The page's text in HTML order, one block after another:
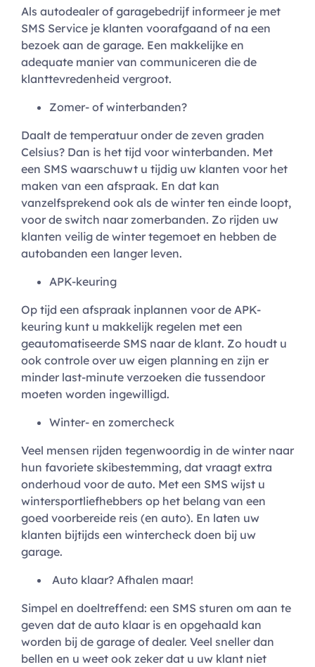
Als autodealer of garagebedrijf informeer je met
SMS Service je klanten voorafgaand of na een
bezoek aan de garage. Een makkelijke en
adequate manier van communiceren die de
klanttevredenheid vergroot.
Zomer- of winterbanden?
Daalt de temperatuur onder de zeven graden
Celsius? Dan is het tijd voor winterbanden. Met
een SMS waarschuwt u tijdig uw klanten voor het
maken van een afspraak. En dat kan
vanzelfsprekend ook als de winter ten einde loopt,
voor de switch naar zomerbanden. Zo rijden uw
klanten veilig de winter tegemoet en hebben de
autobanden een langer leven.
APK-keuring
Op tijd een afspraak inplannen voor de APK-
keuring kunt u makkelijk regelen met een
geautomatiseerde SMS naar de klant. Zo houdt u
ook controle over uw eigen planning en zijn er
minder last-minute verzoeken die tussendoor
moeten worden ingewilligd.
Winter- en zomercheck
Veel mensen rijden tegenwoordig in de winter naar
hun favoriete skibestemming, dat vraagt extra
onderhoud voor de auto. Met een SMS wijst u
wintersportliefhebbers op het belang van een
goed voorbereide reis (en auto). En laten uw
klanten bijtijds een wintercheck doen bij uw
garage.
Auto klaar? Afhalen maar!
Simpel en doeltreffend: een SMS sturen om aan te
geven dat de auto klaar is en opgehaald kan
worden bij de garage of dealer. Veel sneller dan
bellen en u weet ook zeker dat u uw klant niet